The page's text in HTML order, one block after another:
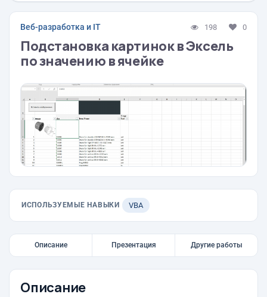
Веб-разработка и IT 198 0
Подстановка картинок в Эксель
по значению в ячейке
ИСПОЛЬЗУЕМЫЕ НАВЫКИ VBA
Описание Презентация Другие работы
Описание